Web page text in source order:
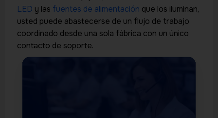
LED y las fuentes de alimentación que los iluminan,
usted puede abastecerse de un flujo de trabajo
coordinado desde una sola fábrica con un único
contacto de soporte.